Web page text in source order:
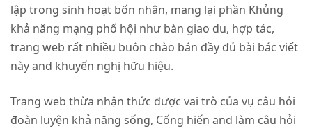
lập trong sinh hoạt bốn nhân, mang lại phần Khủng
khả năng mạng phố hội như bàn giao du, hợp tác,
trang web rất nhiều buôn chào bán đầy đủ bài bác viết
này and khuyến nghị hữu hiệu.
Trang web thừa nhận thức được vai trò của vụ câu hỏi
đoàn luyện khả năng sống, Cống hiến and làm câu hỏi